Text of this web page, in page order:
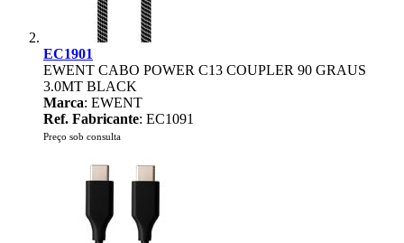
EC1901
EWENT CABO POWER C13 COUPLER 90 GRAUS
3.0MT BLACK
Marca: EWENT
Ref. Fabricante: EC1091
Preço sob consulta